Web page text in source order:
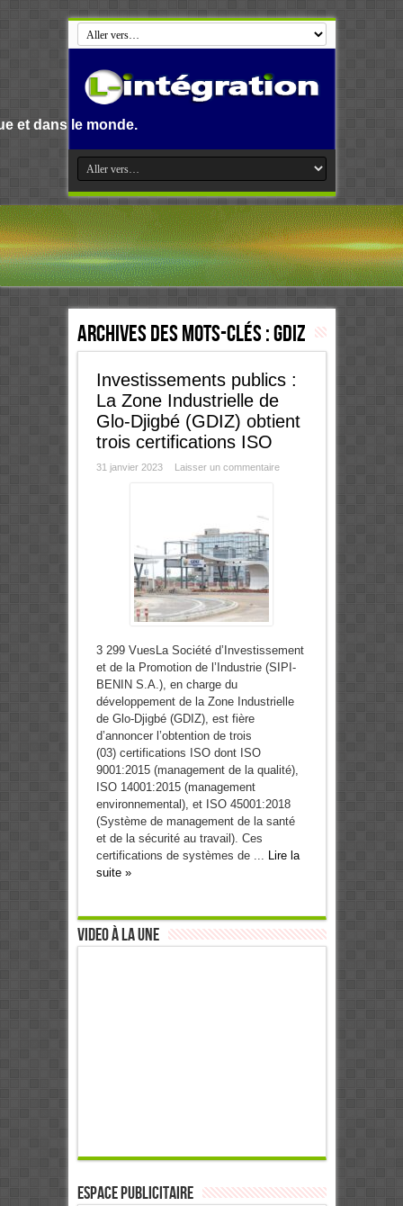
Archives des mots-clés :GDIZ
Investissements publics :
La Zone Industrielle de
Glo-Djigbé (GDIZ) obtient
trois certifications ISO
31 janvier 2023 Laisser un commentaire
3 299 VuesLa Société d’Investissement
et de la Promotion de l’Industrie (SIPI-
BENIN S.A.), en charge du
développement de la Zone Industrielle
de Glo-Djigbé (GDIZ), est fière
d’annoncer l’obtention de trois
(03) certifications ISO dont ISO
9001:2015 (management de la qualité),
ISO 14001:2015 (management
environnemental), et ISO 45001:2018
(Système de management de la santé
et de la sécurité au travail). Ces
certifications de systèmes de ... Lire la
suite »
Video à la Une
ESPACE PUBLICITAIRE